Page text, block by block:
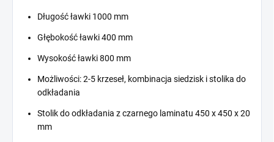
Długość ławki 1000 mm
Głębokość ławki 400 mm
Wysokość ławki 800 mm
Możliwości: 2-5 krzeseł, kombinacja siedzisk i stolika do
odkładania
Stolik do odkładania z czarnego laminatu 450 x 450 x 20
mm